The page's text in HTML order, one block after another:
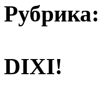
Рубрика:
DIXI!